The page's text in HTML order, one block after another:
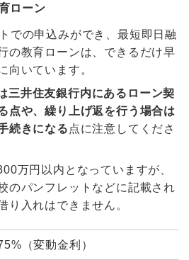
ローン
での申込みができ、最短即日融
の教育ローンは、できるだけ早
向いています。
三井住友銀行内にあるローン契
点や、繰り上げ返を行う場合は
続きになる 点に注意してくださ
万円以内となっていますが、
のパンフレットなどに記載され
り入れはできません。
（変動金利）